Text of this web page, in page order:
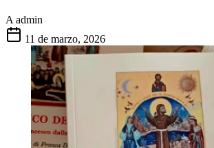
A admin
11 de marzo, 2026